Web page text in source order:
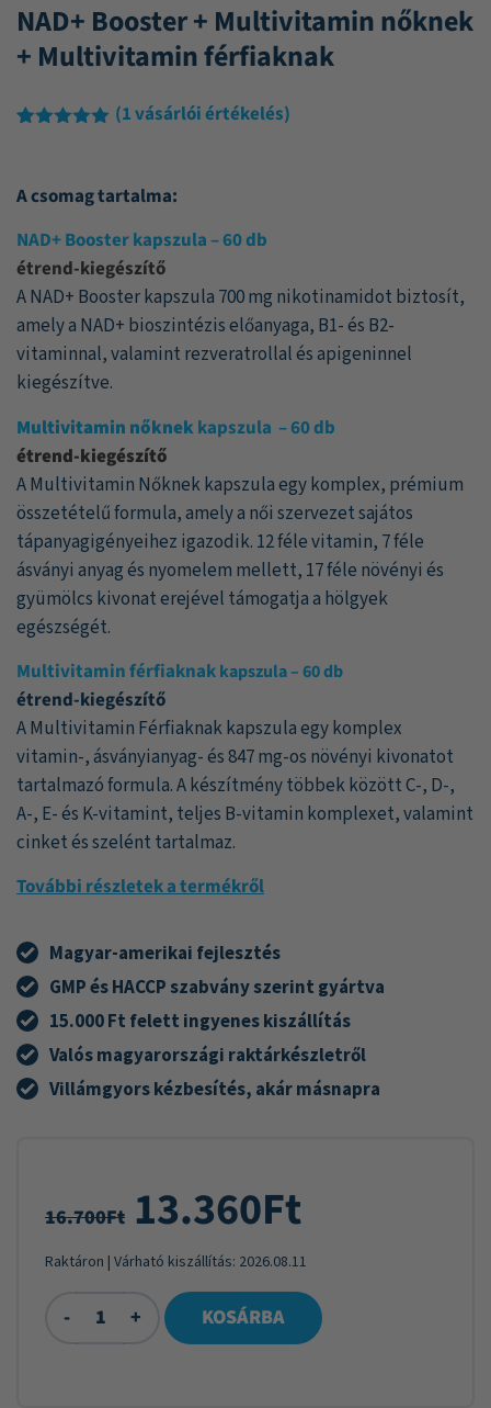
NAD+ Booster + Multivitamin nőknek
+ Multivitamin férfiaknak
értékelés
(1vásárlói értékelés)
A csomag tartalma:
NAD+ Booster kapszula – 60 db
étrend-kiegészítő
A NAD+ Booster kapszula 700 mg nikotinamidot biztosít,
amely a NAD+ bioszintézis előanyaga, B1- és B2-
vitaminnal, valamint rezveratrollal és apigeninnel
kiegészítve.
Multivitamin nőknekkapszula – 60 db
étrend-kiegészítő
A Multivitamin Nőknek kapszula egy komplex, prémium
összetételű formula, amely a női szervezet sajátos
tápanyagigényeihez igazodik. 12 féle vitamin, 7 féle
ásványi anyag és nyomelem mellett, 17 féle növényi és
gyümölcs kivonat erejével támogatja a hölgyek
egészségét.
Multivitamin férfiaknakkapszula – 60 db
étrend-kiegészítő
A Multivitamin Férfiaknak kapszula egy komplex
vitamin-, ásványianyag- és 847 mg-os növényi kivonatot
tartalmazó formula. A készítmény többek között C-, D-,
A-, E- és K-vitamint, teljes B-vitamin komplexet, valamint
cinket és szelént tartalmaz.
További részletek a termékről
Magyar-amerikai fejlesztés
GMP és HACCP szabvány szerint gyártva
15.000 Ft felett ingyenes kiszállítás
Valós magyarországi raktárkészletről
Villámgyors kézbesítés, akár másnapra
16.700Ft 13.360Ft
Raktáron | Várható kiszállítás: 2026.08.11
- + KOSÁRBA